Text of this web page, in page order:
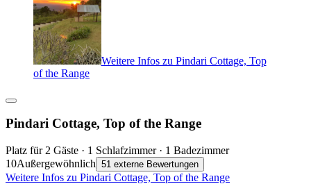
Weitere Infos zu Pindari Cottage, Top
of the Range
Pindari Cottage, Top of the Range
Platz für 2 Gäste · 1 Schlafzimmer · 1 Badezimmer
10Außergewöhnlich 51 externe Bewertungen
Weitere Infos zu Pindari Cottage, Top of the Range